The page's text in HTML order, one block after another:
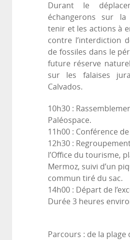
Durant le
échangerons sur
tenir et les actions à
contre l’interdiction
de fossiles dans le
future réserve
sur les falaises
Calvados.
10h30 :
Paléospace.
11h00 : Conférence
12h30 :
l’Office du tourisme,
Mermoz, suivi d’un
commun tiré du sac.
14h00 : Départ de
Durée 3 heures
Parcours : de la plage